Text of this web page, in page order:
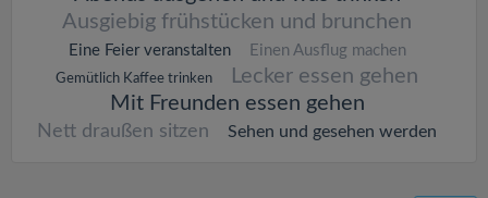
Ausgiebig frühstücken und brunchen
Eine Feier veranstalten Einen Ausflug machen
Gemütlich Kaffee trinken
Lecker essen gehen
Mit Freunden essen gehen
Nett draußen sitzen Sehen und gesehen werden
g